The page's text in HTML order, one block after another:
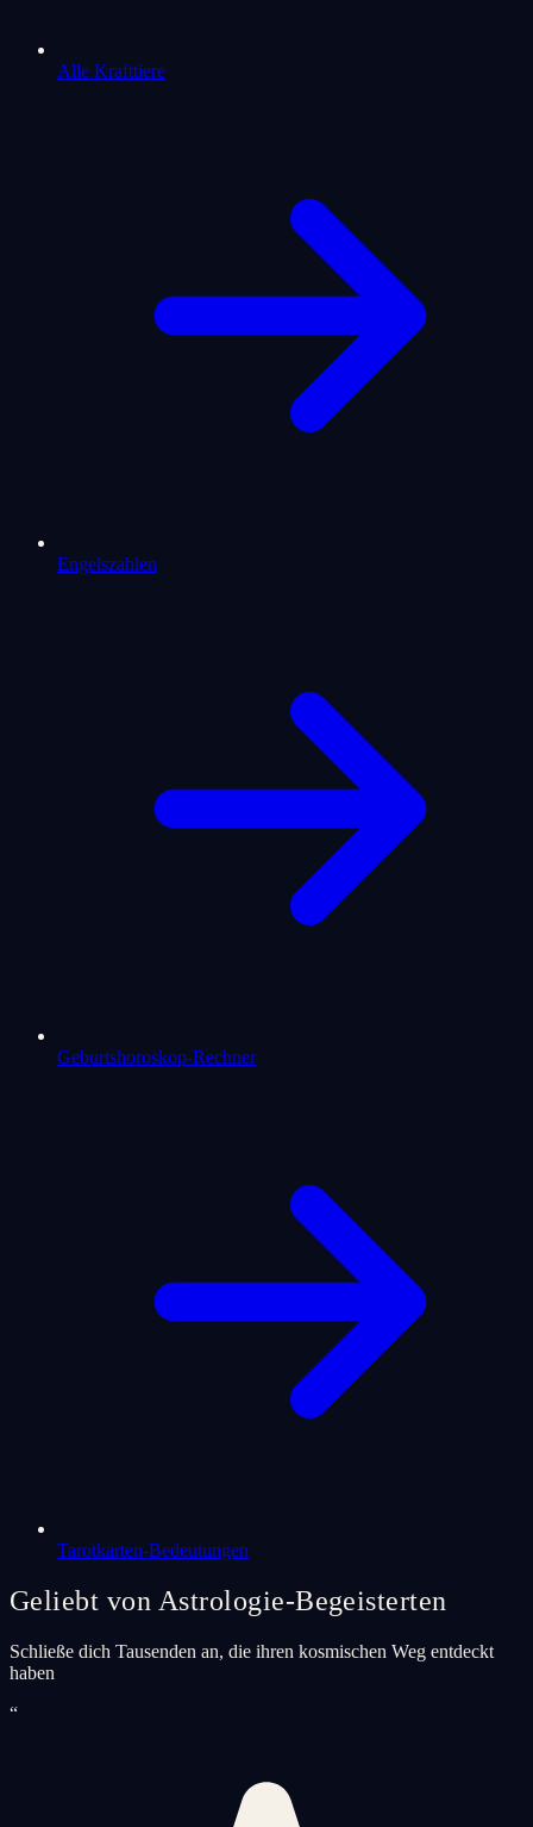
Alle Krafttiere
Engelszahlen
Geburtshoroskop-Rechner
Tarotkarten-Bedeutungen
Geliebt von Astrologie-Begeisterten
Schließe dich Tausenden an, die ihren kosmischen Weg entdeckt
haben
“